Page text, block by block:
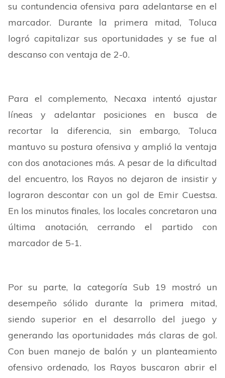
su contundencia ofensiva para adelantarse en el
marcador. Durante la primera mitad, Toluca
logró capitalizar sus oportunidades y se fue al
descanso con ventaja de 2-0.
Para el complemento, Necaxa intentó ajustar
líneas y adelantar posiciones en busca de
recortar la diferencia, sin embargo, Toluca
mantuvo su postura ofensiva y amplió la ventaja
con dos anotaciones más. A pesar de la dificultad
del encuentro, los Rayos no dejaron de insistir y
lograron descontar con un gol de Emir Cuestsa.
En los minutos finales, los locales concretaron una
última anotación, cerrando el partido con
marcador de 5-1.
Por su parte, la categoría Sub 19 mostró un
desempeño sólido durante la primera mitad,
siendo superior en el desarrollo del juego y
generando las oportunidades más claras de gol.
Con buen manejo de balón y un planteamiento
ofensivo ordenado, los Rayos buscaron abrir el